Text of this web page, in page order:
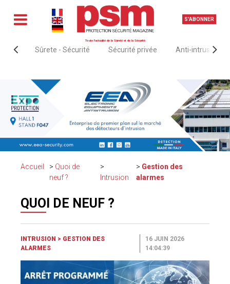
S'ABONNER
Toute l'actualité de la Sûreté et de la Sécurité
Sûrete - Sécurité Sécurité privée Anti-intrusion &
Accueil
Quoi de
neuf ?
Intrusion
Gestion des
alarmes
QUOI DE NEUF ?
INTRUSION > GESTION DES
ALARMES
16 JUIN 2026
14:04:39